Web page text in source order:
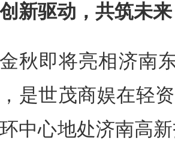
创新驱动，共筑未
金秋即将亮相济南
，是世茂商娱在轻
环中心地处济南高